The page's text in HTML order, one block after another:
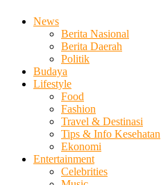
News
Berita Nasional
Berita Daerah
Politik
Budaya
Lifestyle
Food
Fashion
Travel & Destinasi
Tips & Info Kesehatan
Ekonomi
Entertainment
Celebrities